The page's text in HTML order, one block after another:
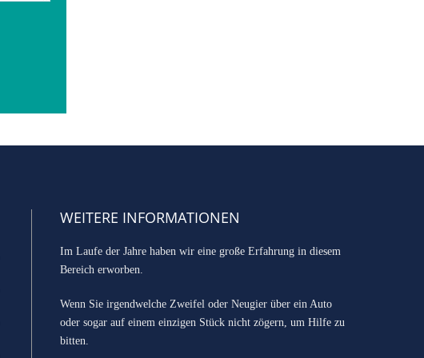
WEITERE INFORMATIONEN
Im Laufe der Jahre haben wir eine große Erfahrung in diesem
Bereich erworben.
Wenn Sie irgendwelche Zweifel oder Neugier über ein Auto
oder sogar auf einem einzigen Stück nicht zögern, um Hilfe zu
bitten.